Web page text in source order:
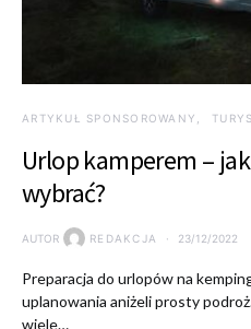
ARTYKUŁ SPONSOROWANY
Urlop kamperem –
wybrać?
AUTOR REDAKCJA 23/12/2022
Preparacja do urlopów na
uplanowania aniżeli prosty
wiele…